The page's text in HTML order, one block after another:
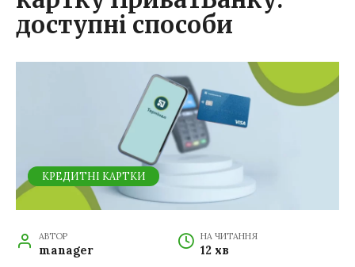
доступні способи
КРЕДИТНІ КАРТКИ
АВТОР
manager
НА ЧИТАННЯ
12 хв